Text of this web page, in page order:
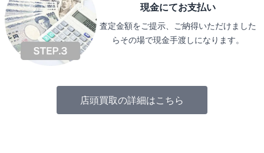
現金にてお支払い
査定金額をご提示、ご納得いただけました
らその場で現金手渡しになります。
店頭買取の詳細はこちら